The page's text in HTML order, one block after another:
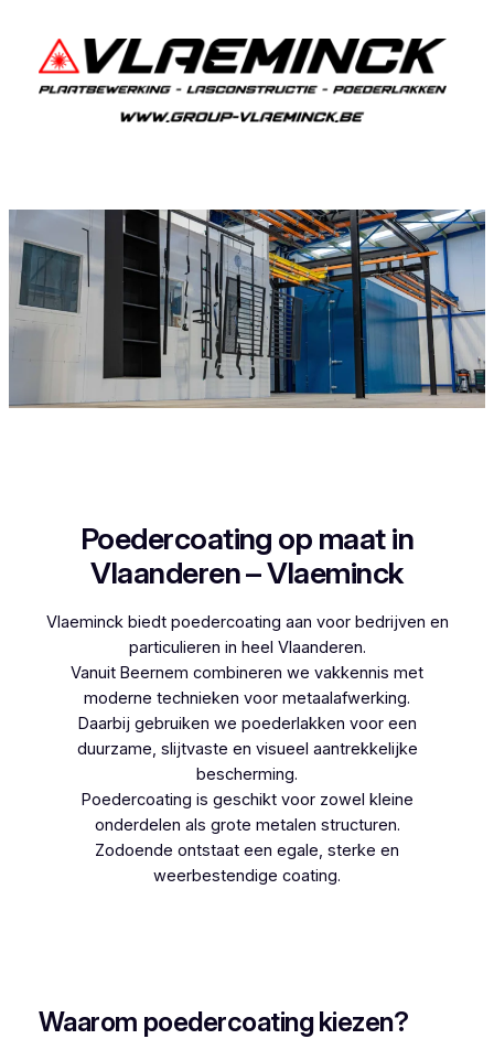
Poedercoating op maat in
Vlaanderen – Vlaeminck
Vlaeminck biedt poedercoating aan voor bedrijven en
particulieren in heel Vlaanderen.
Vanuit Beernem combineren we vakkennis met
moderne technieken voor metaalafwerking.
Daarbij gebruiken we poederlakken voor een
duurzame, slijtvaste en visueel aantrekkelijke
bescherming.
Poedercoating is geschikt voor zowel kleine
onderdelen als grote metalen structuren.
Zodoende ontstaat een egale, sterke en
weerbestendige coating.
Waarom poedercoating kiezen?